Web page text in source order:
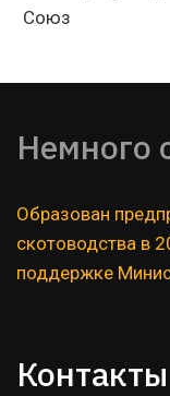
Союз
Немного
Образован
скотоводства в
поддержке
Контакты